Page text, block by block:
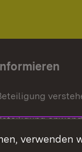
stärken
verwenden